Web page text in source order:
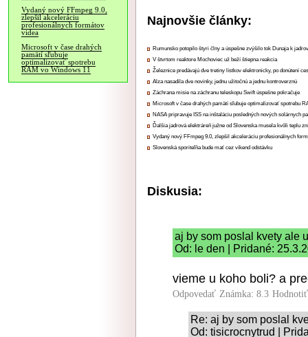
Vydaný nový FFmpeg 9.0,
zlepšil akceleráciu
profesionálnych formátov
videa
Microsoft v čase drahých
pamätí sľubuje
optimalizovať spotrebu
RAM vo Windows 11
Najnovšie články:
Rumunsko potopilo štyri člny a úspešne zvýšilo tok Dunaja k
V štvrtom reaktore Mochoviec už beží štiepna reakcia
Železnice predávajú dve tretiny lístkov elektronicky, po donútení
Alza nasadila dve novinky, jednu užitočnú a jednu kontroverznú
Záchrana misie na záchranu teleskopu Swift úspešne pokračuje
Microsoft v čase drahých pamätí sľubuje optimalizovať spotrebu
NASA pripravuje ISS na inštaláciu posledných nových solárnych
Ďalšia jadrová elektráreň južne od Slovenska musela kvôli teplu
Vydaný nový FFmpeg 9.0, zlepšil akceleráciu profesionálnych
Slovenská sporiteľňa bude mať cez víkend odstávku
Diskusia:
aj by som poslal kvety ale
Od: le den | Pridané:
vieme u koho boli? a
Odpovedať Známka: 8.3
Re: aj by som poslal
Od: tisicrocnytrud |